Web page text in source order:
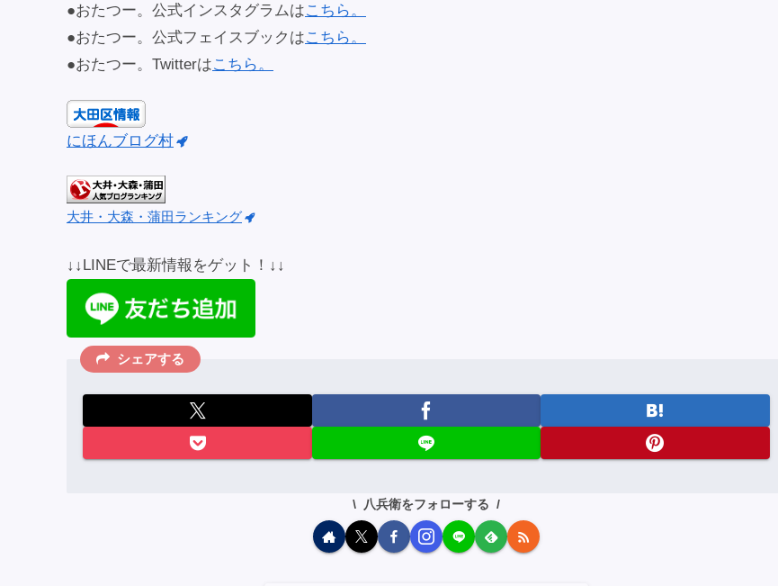
●おたつー。公式インスタグラムはこちら。
●おたつー。公式フェイスブックはこちら。
●おたつー。Twitterはこちら。
にほんブログ村
大井・大森・蒲田ランキング
↓↓LINEで最新情報をゲット！↓↓
シェアする
八兵衛をフォローする